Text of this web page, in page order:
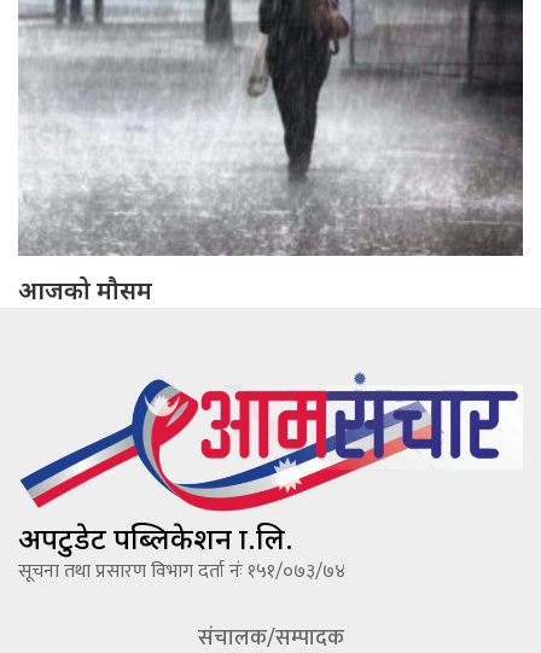
आजको मौसम
अपटुडेट पब्लिकेशन प्रा.लि.
सूचना तथा प्रसारण विभाग दर्ता नंः १५१/०७३/७४
संचालक/सम्पादक